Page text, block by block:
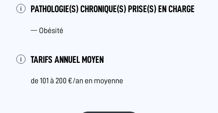
PATHOLOGIE(S) CHRONIQUE(S) PRISE(S) EN CHARGE
Obésité
TARIFS ANNUEL MOYEN
de 101 à 200 €/an en moyenne